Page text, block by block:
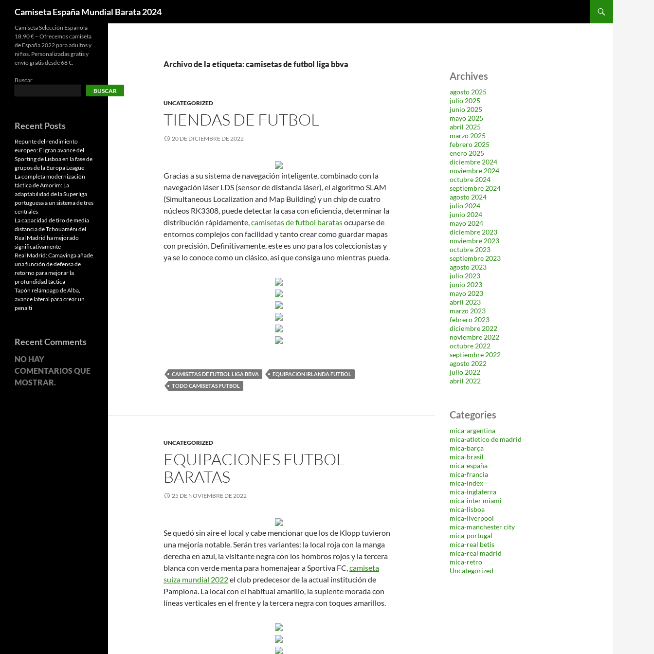
Camiseta España Mundial Barata 2024
Archivo de la etiqueta: camisetas de futbol liga bbva
UNCATEGORIZED
TIENDAS DE FUTBOL
20 DE DICIEMBRE DE 2022
Gracias a su sistema de navegación inteligente, combinado con la
navegación láser LDS (sensor de distancia láser), el algoritmo SLAM
(Simultaneous Localization and Map Building) y un chip de cuatro
núcleos RK3308, puede detectar la casa con eficiencia, determinar la
distribución rápidamente,camisetas de futbol baratasocuparse de
entornos complejos con facilidad y tanto crear como guardar mapas
con precisión. Definitivamente, este es uno para los coleccionistas y
ya se lo conoce como un clásico, así que consiga uno mientras pueda.
CAMISETAS DE FUTBOL LIGA BBVA
EQUIPACION IRLANDA FUTBOL
TODO CAMISETAS FUTBOL
UNCATEGORIZED
EQUIPACIONES FUTBOL
BARATAS
25 DE NOVIEMBRE DE 2022
Se quedó sin aire el local y cabe mencionar que los de Klopp tuvieron
una mejoría notable. Serán tres variantes: la local roja con la manga
derecha en azul, la visitante negra con los hombros rojos y la tercera
blanca con verde menta para homenajear a Sportiva FC,camiseta
suiza mundial 2022el club predecesor de la actual institución de
Pamplona. La local con el habitual amarillo, la suplente morada con
líneas verticales en el frente y la tercera negra con toques amarillos.
Archives
agosto 2025
julio 2025
junio 2025
mayo 2025
abril 2025
marzo 2025
febrero 2025
enero 2025
diciembre 2024
noviembre 2024
octubre 2024
septiembre 2024
agosto 2024
julio 2024
junio 2024
mayo 2024
diciembre 2023
noviembre 2023
octubre 2023
septiembre 2023
agosto 2023
julio 2023
junio 2023
mayo 2023
abril 2023
marzo 2023
febrero 2023
diciembre 2022
noviembre 2022
octubre 2022
septiembre 2022
agosto 2022
julio 2022
abril 2022
Categories
mica-argentina
mica-atletico de madrid
mica-barça
mica-brasil
mica-españa
mica-francia
mica-index
mica-inglaterra
mica-inter miami
mica-lisboa
mica-liverpool
mica-manchester city
mica-portugal
mica-real betis
mica-real madrid
mica-retro
Uncategorized
Camiseta Selección Española
18,90 € – Ofrecemos camiseta
de España 2022 para adultos y
niños. Personalizadas gratis y
envío gratis desde 68 €.
Buscar
BUSCAR
Recent Posts
Repunte del rendimiento
europeo: El gran avance del
Sporting de Lisboa en la fase de
grupos de la Europa League
La completa modernización
táctica de Amorim: La
adaptabilidad de la Superliga
portuguesa a un sistema de tres
centrales
La capacidad de tiro de media
distancia de Tchouaméni del
Real Madrid ha mejorado
significativamente
Real Madrid: Camavinga añade
una función de defensa de
retorno para mejorar la
profundidad táctica
Tapón relámpago de Alba,
avance lateral para crear un
penalti
Recent Comments
NO HAY
COMENTARIOS QUE
MOSTRAR.